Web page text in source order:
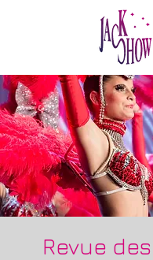
Revue